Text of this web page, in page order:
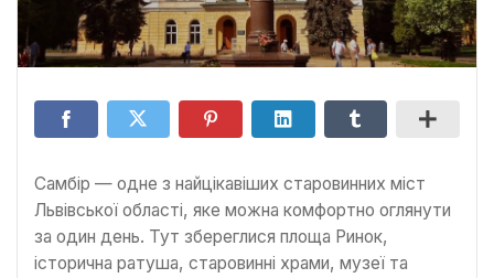
Самбір — одне з найцікавіших старовинних міст
Львівської області, яке можна комфортно оглянути
за один день. Тут збереглися площа Ринок,
історична ратуша, старовинні храми, музеї та